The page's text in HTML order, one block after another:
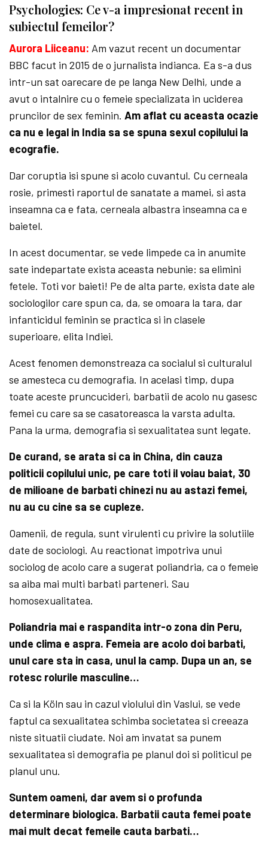
Psychologies: Ce v-a impresionat recent in
subiectul femeilor?
Aurora Liiceanu: Am vazut recent un documentar
BBC facut in 2015 de o jurnalista indianca. Ea s-a dus
intr-un sat oarecare de pe langa New Delhi, unde a
avut o intalnire cu o femeie specializata in uciderea
pruncilor de sex feminin.Am aflat cu aceasta ocazie
ca nu e legal in India sa se spuna sexul copilului la
ecografie.
Dar coruptia isi spune si acolo cuvantul. Cu cerneala
rosie, primesti raportul de sanatate a mamei, si asta
inseamna ca e fata, cerneala albastra inseamna ca e
baietel.
In acest documentar, se vede limpede ca in anumite
sate indepartate exista aceasta nebunie: sa elimini
fetele. Toti vor baieti! Pe de alta parte, exista date ale
sociologilor care spun ca, da, se omoara la tara, dar
infanticidul feminin se practica si in clasele
superioare, elita Indiei.
Acest fenomen demonstreaza ca socialul si culturalul
se amesteca cu demografia. In acelasi timp, dupa
toate aceste pruncucideri, barbatii de acolo nu gasesc
femei cu care sa se casatoreasca la varsta adulta.
Pana la urma, demografia si sexualitatea sunt legate.
De curand, se arata si ca in China, din cauza
politicii copilului unic, pe care toti il voiau baiat, 30
de milioane de barbati chinezi nu au astazi femei,
nu au cu cine sa se cupleze.
Oamenii, de regula, sunt virulenti cu privire la solutiile
date de sociologi. Au reactionat impotriva unui
sociolog de acolo care a sugerat poliandria, ca o femeie
sa aiba mai multi barbati parteneri. Sau
homosexualitatea.
Poliandria mai e raspandita intr-o zona din Peru,
unde clima e aspra. Femeia are acolo doi barbati,
unul care sta in casa, unul la camp. Dupa un an, se
rotesc rolurile masculine…
Ca si la Köln sau in cazul violului din Vaslui, se vede
faptul ca sexualitatea schimba societatea si creeaza
niste situatii ciudate. Noi am invatat sa punem
sexualitatea si demografia pe planul doi si politicul pe
planul unu.
Suntem oameni, dar avem si o profunda
determinare biologica. Barbatii cauta femei poate
mai mult decat femeile cauta barbati…